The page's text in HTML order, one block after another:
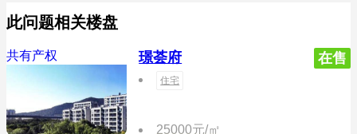
此问题相关楼盘
共有产权 璟荟府 在售
住宅
25000元/㎡